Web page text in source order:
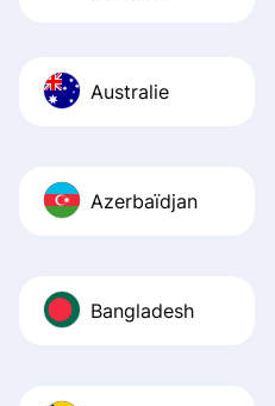
Australie
Azerbaïdjan
Bangladesh